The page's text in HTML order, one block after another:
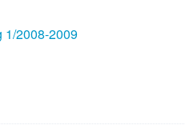
1/2008-2009